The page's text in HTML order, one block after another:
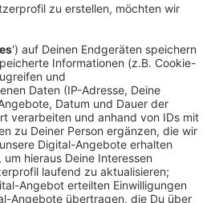
international sind es weit
weil der Internationale
1996 an dem Tag in einem
dass es gegen das
Atomwaffen einzusetzen
zu drohen.
08.07.2025 14:58